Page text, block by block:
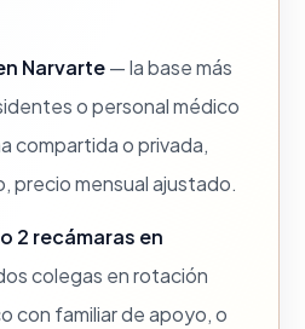
Narvarte— la base más
o personal médico
compartida o privada,
precio mensual ajustado.
2 recámaras en
colegas en rotación
con familiar de apoyo, o